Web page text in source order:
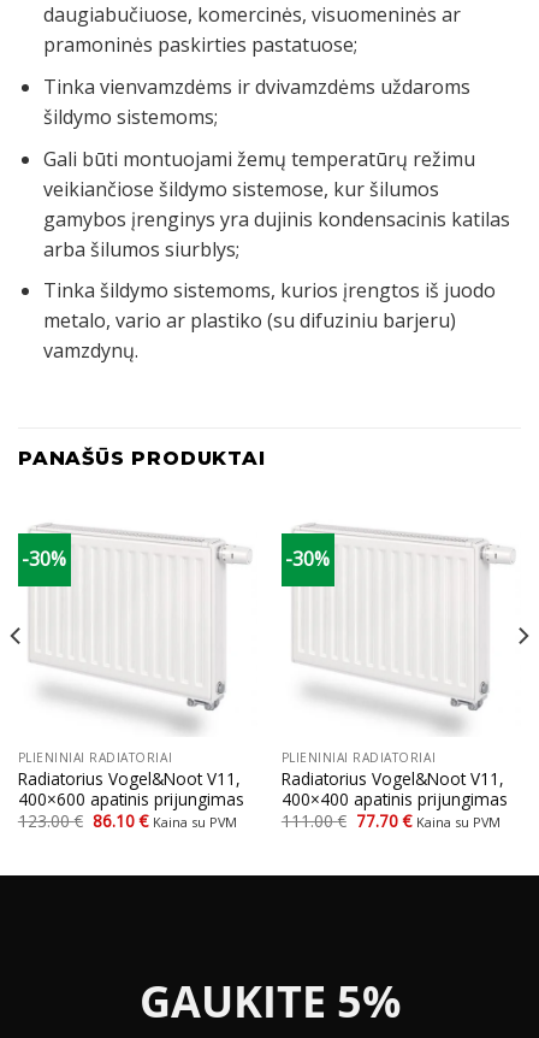
daugiabučiuose, komercinės, visuomeninės ar
pramoninės paskirties pastatuose;
Tinka vienvamzdėms ir dvivamzdėms uždaroms
šildymo sistemoms;
Gali būti montuojami žemų temperatūrų režimu
veikiančiose šildymo sistemose, kur šilumos
gamybos įrenginys yra dujinis kondensacinis katilas
arba šilumos siurblys;
Tinka šildymo sistemoms, kurios įrengtos iš juodo
metalo, vario ar plastiko (su difuziniu barjeru)
vamzdynų.
PANAŠŪS PRODUKTAI
-30%
PLIENINIAI RADIATORIAI
Radiatorius Vogel&Noot V11,
400×600 apatinis prijungimas
123.00€ Original
price
86.10€Current
price
Kaina su PVM
-30%
PLIENINIAI RADIATORIAI
Radiatorius Vogel&Noot V11,
400×400 apatinis prijungimas
111.00€ Original
price
77.70€Current
price
Kaina su PVM
GAUKITE 5%